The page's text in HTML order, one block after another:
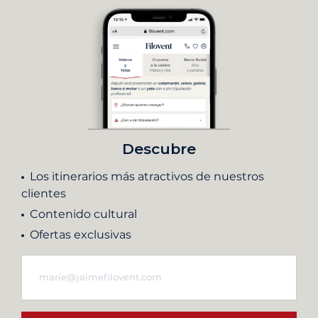
Descubre
Los itinerarios más atractivos de nuestros
clientes
Contenido cultural
Ofertas exclusivas